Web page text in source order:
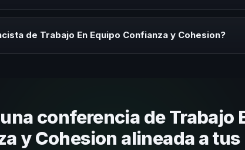
de Trabajo En Equipo Confianza y Cohesion?
conferencia de Trabajo
y Cohesion alineada a tus